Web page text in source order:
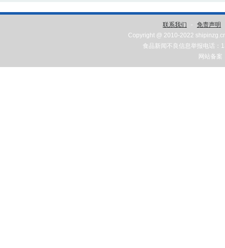
联系我们 - 免责声明
Copyright @ 2010-2022
食品新闻不良信息举报电话：
网站备案